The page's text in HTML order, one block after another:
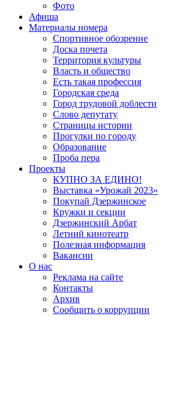
Фото
Афиша
Материалы номера
Спортивное обозрение
Доска почета
Территория культуры
Власть и общество
Есть такая профессия
Городская среда
Город трудовой доблести
Слово депутату
Страницы истории
Прогулки по городу
Образование
Проба пера
Проекты
КУПНО ЗА ЕДИНО!
Выставка «Урожай 2023»
Покупай Дзержинское
Кружки и секции
Дзержинский Арбат
Летний кинотеатр
Полезная информация
Вакансии
О нас
Реклама на сайте
Контакты
Архив
Сообщить о коррупции